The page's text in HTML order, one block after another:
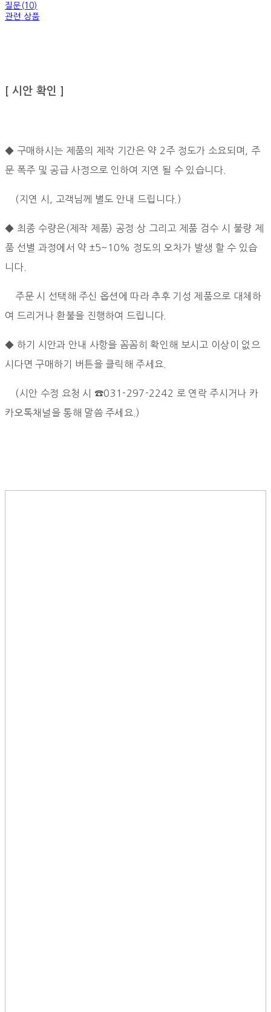
질문(10)
관련 상품
[ 시안 확인 ]
◆ 구매하시는 제품의 제작 기간은 약 2주 정도가 소요되며, 주
문 폭주 및 공급 사정으로 인하여 지연 될 수 있습니다.
(지연 시, 고객님께 별도 안내 드립니다.)
◆ 최종 수량은(제작 제품) 공정 상 그리고 제품 검수 시 불량 제
품 선별 과정에서 약 ±5~10% 정도의 오차가 발생 할 수 있습
니다.
주문 시 선택해 주신 옵션에 따라 추후 기성 제품으로 대체하
여 드리거나 환불을 진행하여 드립니다.
◆ 하기 시안과 안내 사항을 꼼꼼히 확인해 보시고 이상이 없으
시다면 구매하기 버튼을 클릭해 주세요.
(시안 수정 요청 시 ☎031-297-2242 로 연락 주시거나 카
카오톡채널을 통해 말씀 주세요.)